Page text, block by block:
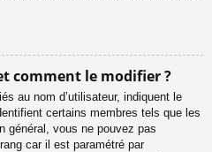
comment le modifier ?
au nom d’utilisateur, indiquent le
certains membres tels que les
général, vous ne pouvez pas
car il est paramétré par